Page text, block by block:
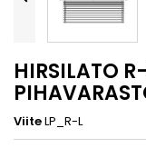
HIRSILATO
ViiteLP_R-L